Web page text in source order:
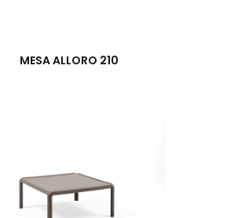
MESA ALLORO 210